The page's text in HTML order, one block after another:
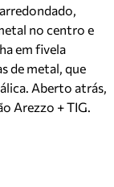
no centro e
em fivela
de metal, que
Aberto atrás,
Arezzo + TIG.